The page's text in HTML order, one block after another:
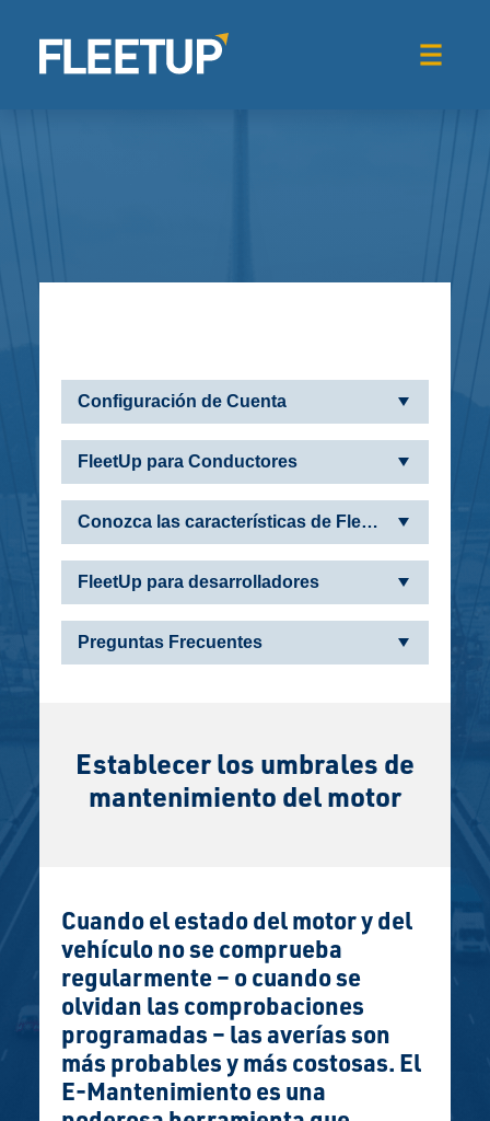
Configuración de Cuenta
FleetUp para Conductores
Conozca las características de FleetUp
FleetUp para desarrolladores
Preguntas Frecuentes
Establecer los umbrales de
mantenimiento del motor
Cuando el estado del motor y del
vehículo no se comprueba
regularmente – o cuando se
olvidan las comprobaciones
programadas – las averías son
más probables y más costosas. El
E-Mantenimiento es una